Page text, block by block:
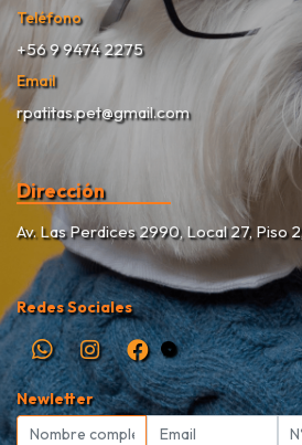
Teléfono
+56 9 9474 2275
Email
rpatitas.pet@gmail.com
Dirección
Av. Las Perdices 2990, Local 27, Piso
Redes Sociales
Newletter